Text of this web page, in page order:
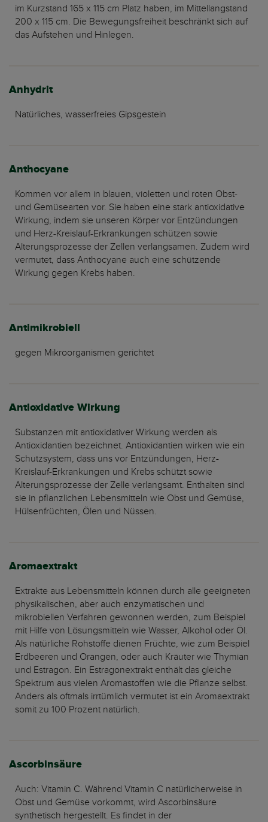
im Kurzstand 165 x 115 cm Platz haben, im Mittellangstand
200 x 115 cm. Die Bewegungsfreiheit beschränkt sich auf
das Aufstehen und Hinlegen.
Anhydrit
Natürliches, wasserfreies Gipsgestein
Anthocyane
Kommen vor allem in blauen, violetten und roten Obst-
und Gemüsearten vor. Sie haben eine stark antioxidative
Wirkung, indem sie unseren Körper vor Entzündungen
und Herz-Kreislauf-Erkrankungen schützen sowie
Alterungsprozesse der Zellen verlangsamen. Zudem wird
vermutet, dass Anthocyane auch eine schützende
Wirkung gegen Krebs haben.
Antimikrobiell
gegen Mikroorganismen gerichtet
Antioxidative Wirkung
Substanzen mit antioxidativer Wirkung werden als
Antioxidantien bezeichnet. Antioxidantien wirken wie ein
Schutzsystem, dass uns vor Entzündungen, Herz-
Kreislauf-Erkrankungen und Krebs schützt sowie
Alterungsprozesse der Zelle verlangsamt. Enthalten sind
sie in pflanzlichen Lebensmitteln wie Obst und Gemüse,
Hülsenfrüchten, Ölen und Nüssen.
Aromaextrakt
Extrakte aus Lebensmitteln können durch alle geeigneten
physikalischen, aber auch enzymatischen und
mikrobiellen Verfahren gewonnen werden, zum Beispiel
mit Hilfe von Lösungsmitteln wie Wasser, Alkohol oder Öl.
Als natürliche Rohstoffe dienen Früchte, wie zum Beispiel
Erdbeeren und Orangen, oder auch Kräuter wie Thymian
und Estragon. Ein Estragonextrakt enthält das gleiche
Spektrum aus vielen Aromastoffen wie die Pflanze selbst.
Anders als oftmals irrtümlich vermutet ist ein Aromaextrakt
somit zu 100 Prozent natürlich.
Ascorbinsäure
Auch: Vitamin C. Während Vitamin C natürlicherweise in
Obst und Gemüse vorkommt, wird Ascorbinsäure
synthetisch hergestellt. Es findet in der